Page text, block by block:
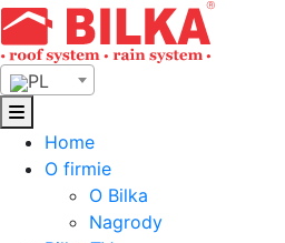
Skip
to
content
PL
Home
O firmie
O Bilka
Nagrody